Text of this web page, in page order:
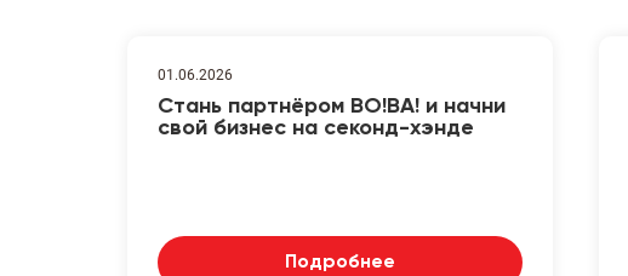
01.06.2026
Стань партнёром ВО!ВА! и начни
свой бизнес на секонд-хэнде
Подробнее